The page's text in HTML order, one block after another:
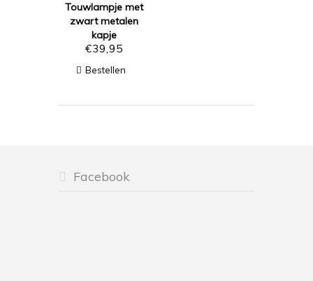
Touwlampje met
zwart metalen
kapje
€39,95
Bestellen
Facebook